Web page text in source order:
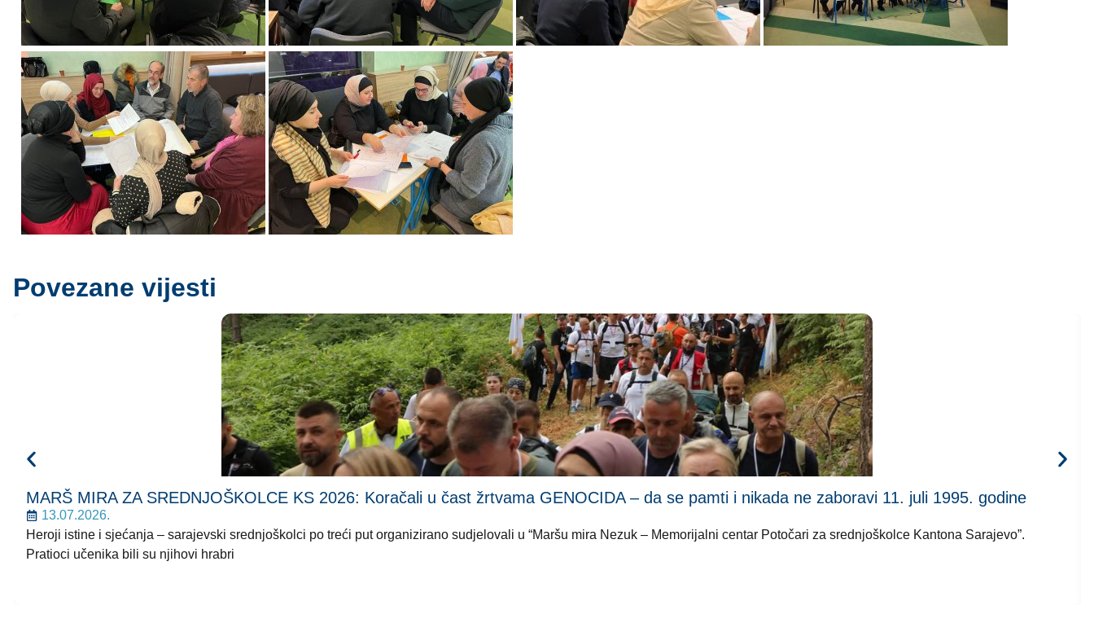
Povezane vijesti
MARŠ MIRA ZA SREDNJOŠKOLCE KS 2026: Koračali u čast žrtvama GENOCIDA – da se pamti i nikada ne zaboravi 11. juli 1995. godine
13.07.2026.
Heroji istine i sjećanja – sarajevski srednjoškolci po treći put organizirano sudjelovali u “Maršu mira Nezuk – Memorijalni centar Potočari za srednjoškolce Kantona Sarajevo”.
Pratioci učenika bili su njihovi hrabri